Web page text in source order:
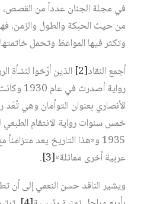
في مجلة الجنان عدداً من القصص،
من حيث الحبكة والطول والزمن،
وتكثر فيها المواعظ وتحمل خاتمتها
أجمع النقاد‏[2]
الذين أرّخوا لنشأة
رواية
الأنصاري بعنوان التوأمان وهي تُعَد
خمس سنوات رواية الانتقام
1935 و«هذا التاريخ يعد
عربية أخرى مماثلة»‏[3]
.
ويشير الناقد حسن النعمي إلى أن